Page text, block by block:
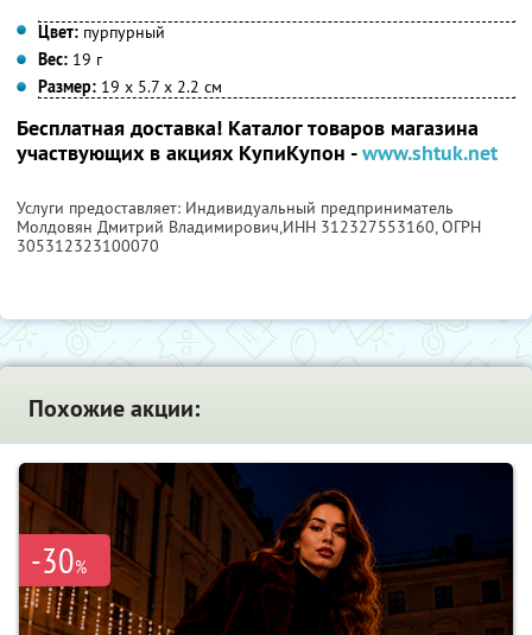
Цвет: пурпурный
Вес: 19 г
Размер: 19 х 5.7 х 2.2 см
Бесплатная доставка! Каталог товаров магазина
участвующих в акциях КупиКупон -www.shtuk.net
Услуги предоставляет: Индивидуальный предприниматель
Молдовян Дмитрий Владимирович,ИНН 312327553160, ОГРН
305312323100070
Похожие акции:
-30%